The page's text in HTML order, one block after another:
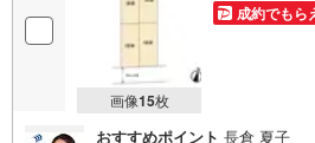
画像15枚
成約でもら
おすすめポイント 長倉 夏子